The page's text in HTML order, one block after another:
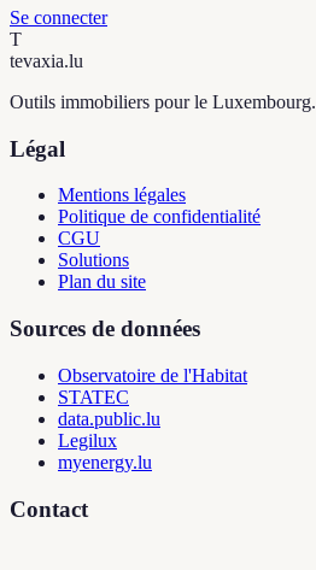
Se connecter
T
tevaxia.lu
Outils immobiliers pour le Luxembourg.
Légal
Mentions légales
Politique de confidentialité
CGU
Solutions
Plan du site
Sources de données
Observatoire de l'Habitat
STATEC
data.public.lu
Legilux
myenergy.lu
Contact